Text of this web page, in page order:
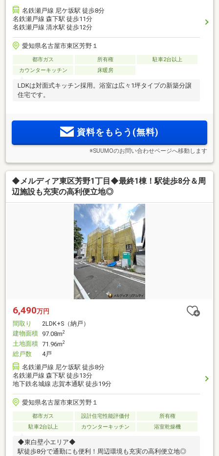
名鉄瀬戸線 尼ケ坂駅 徒歩8分
名鉄瀬戸線 森下駅 徒歩11分
名鉄瀬戸線 清水駅 徒歩12分
愛知県名古屋市東区芳野１
都市ガス 所有権
駐車2台以上
カウンターキッチン
床暖房
LDKは対面式キッチン採用。浴室は広々1坪タイプの新築分譲
住宅です。
資料をもらう(無料)
※SUUMOのお問い合わせページへ移動します
◆メルディア東区芳野1丁目◆最終1棟！駅徒歩8分＆周
辺施設も充実の高利便立地◎
6,490万円
間取り
2LDK+S（納戸）
建物面積 97.08m2
土地面積 71.96m2
総戸数
4戸
名鉄瀬戸線 尼ケ坂駅 徒歩8分
名鉄瀬戸線 森下駅 徒歩13分
地下鉄名城線 志賀本通駅 徒歩19分
愛知県名古屋市東区芳野１
都市ガス 設計住宅性能評価付
所有権
駐車2台以上
カウンターキッチン 浴室乾燥機
◆東白壁小エリア◆
駅徒歩8分で通勤にも便利！周辺環境も充実の高利便立地◎